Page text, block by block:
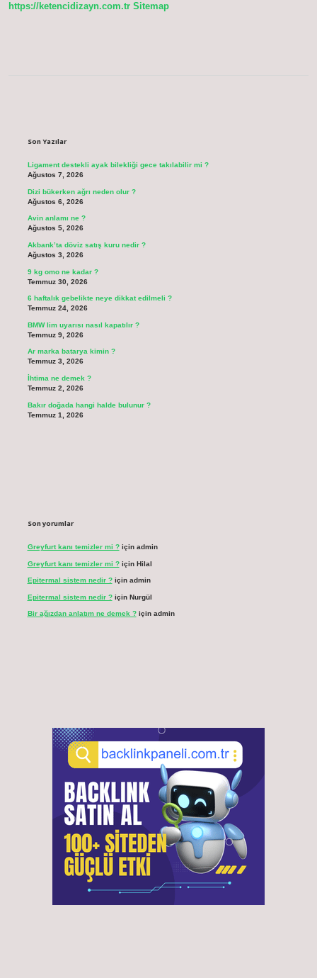
https://ketencidizayn.com.tr Sitemap
Son Yazılar
Ligament destekli ayak bilekliği gece takılabilir mi ?
Ağustos 7, 2026
Dizi bükerken ağrı neden olur ?
Ağustos 6, 2026
Avin anlamı ne ?
Ağustos 5, 2026
Akbank’ta döviz satış kuru nedir ?
Ağustos 3, 2026
9 kg omo ne kadar ?
Temmuz 30, 2026
6 haftalık gebelikte neye dikkat edilmeli ?
Temmuz 24, 2026
BMW lim uyarısı nasıl kapatılır ?
Temmuz 9, 2026
Ar marka batarya kimin ?
Temmuz 3, 2026
İhtima ne demek ?
Temmuz 2, 2026
Bakır doğada hangi halde bulunur ?
Temmuz 1, 2026
Son yorumlar
Greyfurt kanı temizler mi ?için admin
Greyfurt kanı temizler mi ?için Hilal
Epitermal sistem nedir ?için admin
Epitermal sistem nedir ?için Nurgül
Bir ağızdan anlatım ne demek ?için admin